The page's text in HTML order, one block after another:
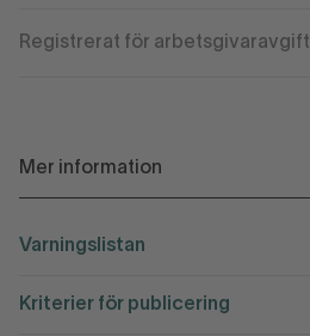
Registrerat för arbetsgivaravgift
Mer information
Varningslistan
Kriterier för publicering